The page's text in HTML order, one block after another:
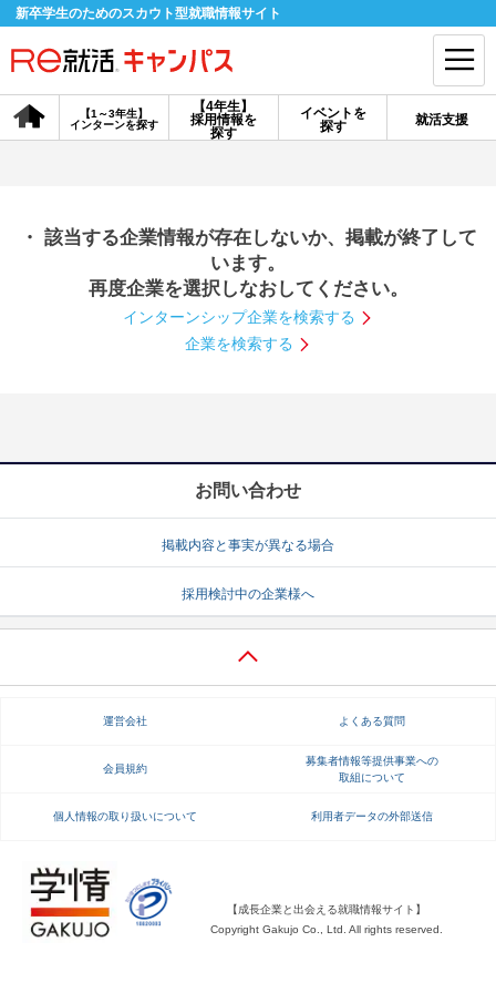
新卒学生のためのスカウト型就職情報サイト
【4年生】
採用情報を
探す
【1～3年生】
インターンを探す
イベントを
探す
就活支援
会員登録 ログイン
探す
【4年生】
説明会を探す
インターンを探す
就活ノウハウ・サポート
就活支援
就活ノウハウが満載！ お役立ち記事・相談室など
適職診断 就活チャンネル
・ 該当する企業情報が存在しないか、掲載が終了して
います。
再度企業を選択しなおしてください。
インターンシップ企業を検索する
企業を検索する
お問い合わせ
掲載内容と事実が異なる場合
採用検討中の企業様へ
運営会社 よくある質問
会員規約
募集者情報等提供事業への
取組について
個人情報の取り扱いについて 利用者データの外部送信
【成長企業と出会える就職情報サイト】
Copyright Gakujo Co., Ltd. All rights reserved.